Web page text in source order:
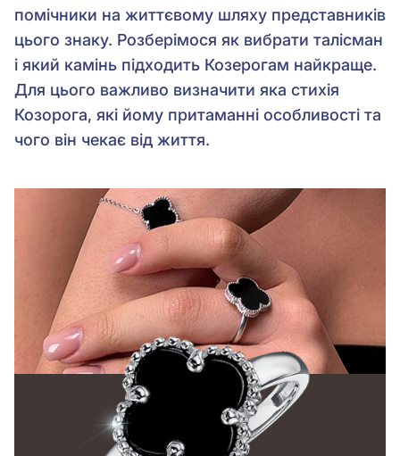
помічники на життєвому шляху представників
цього знаку. Розберімося як вибрати талісман
і який камінь підходить Козерогам найкраще.
Для цього важливо визначити яка стихія
Козорога, які йому притаманні особливості та
чого він чекає від життя.